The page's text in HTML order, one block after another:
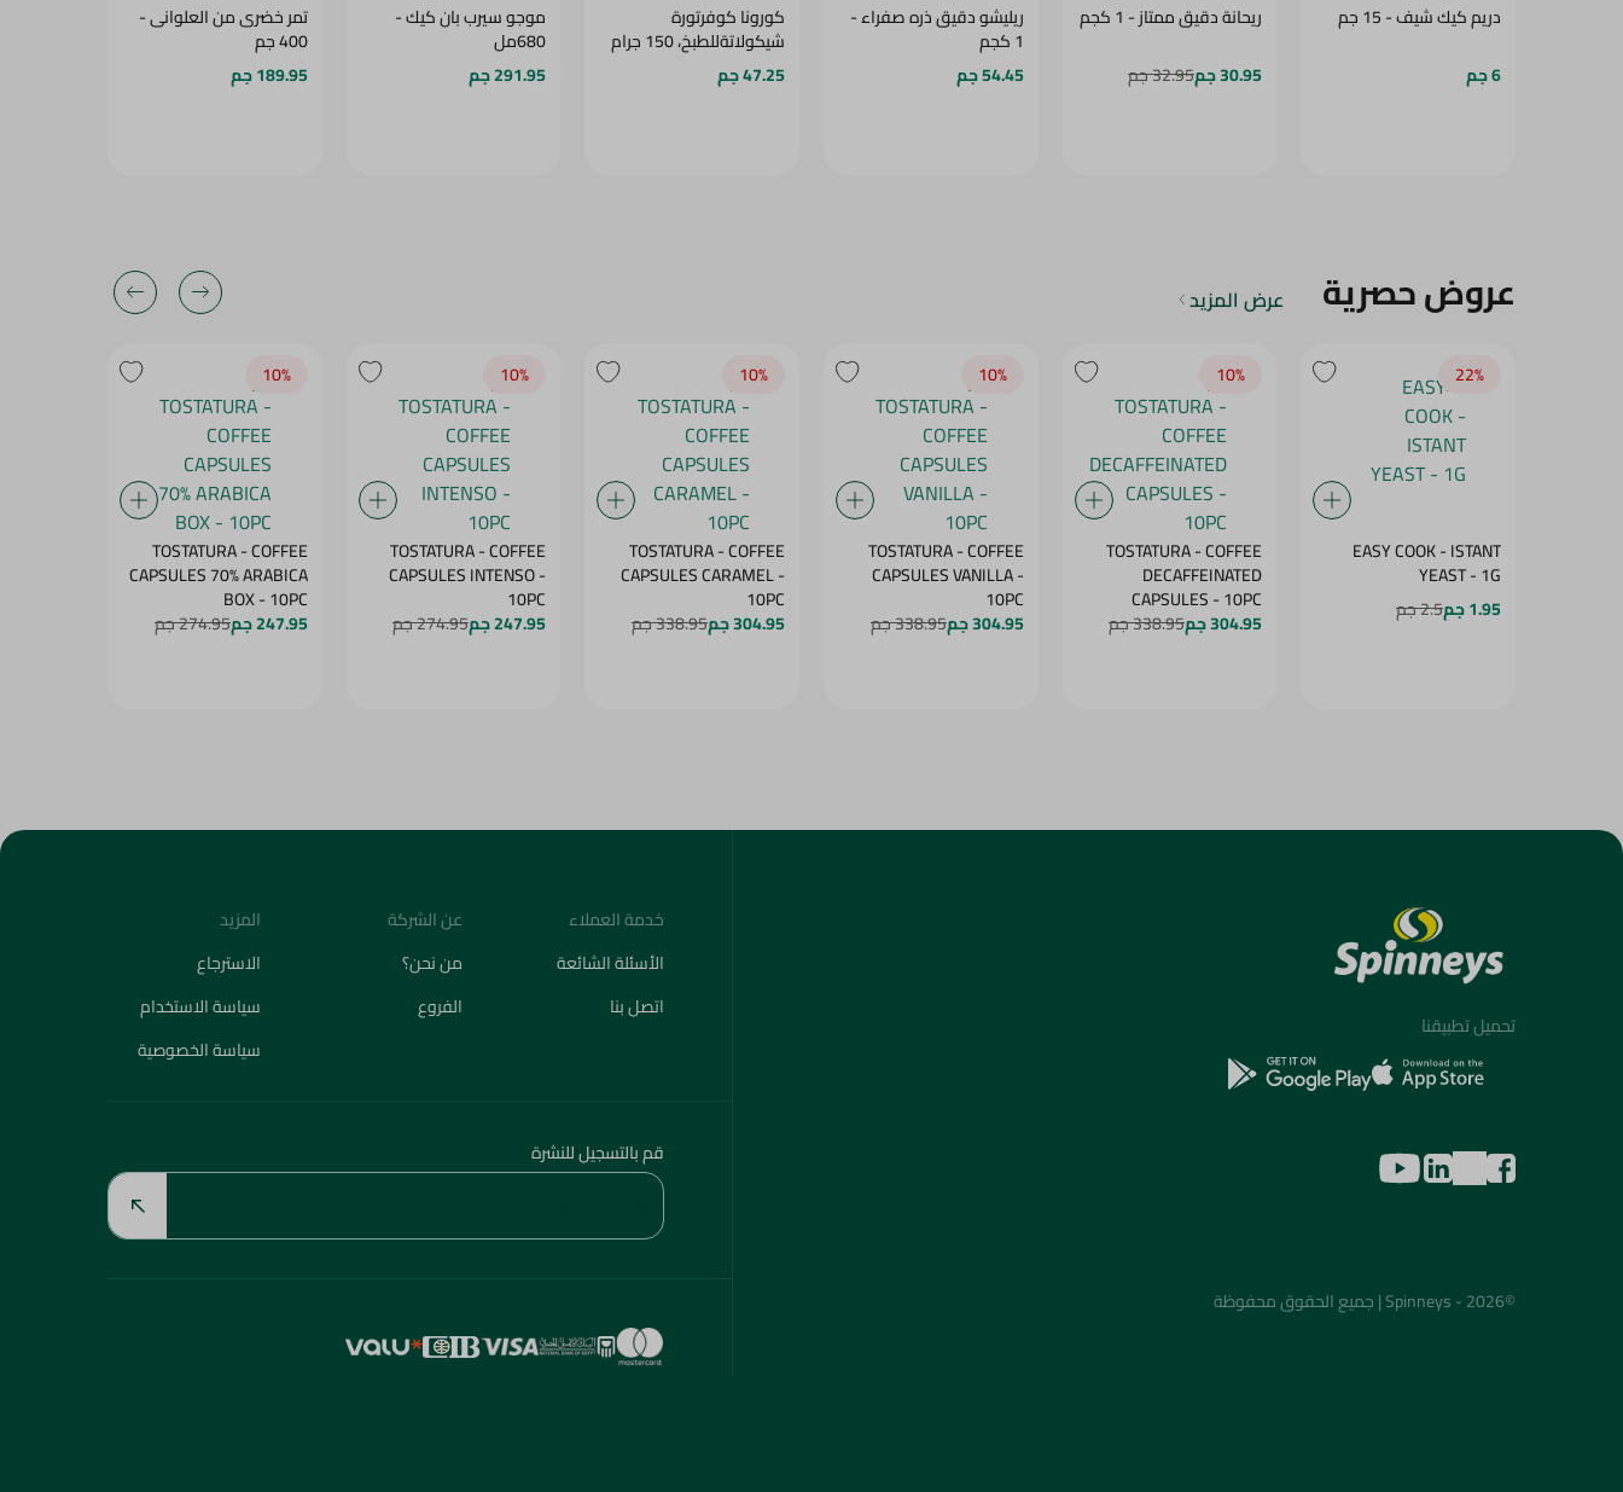
دريم كيك شيف - 15 جم
6 جم
ريحانة دقيق ممتاز - 1 كجم
30.95 جم
32.95 جم
ريليشو دقيق ذره صفراء -
1 كجم
54.45 جم
كورونا كوفرتورة
شيكولاتةللطبخ، 150 جرام
47.25 جم
موجو سيرب بان كيك -
680مل
291.95 جم
تمر خضرى من العلوانى -
400 جم
189.95 جم
عروض حصرية عرض المزيد
22‎%‎
EASY COOK - ISTANT
YEAST - 1G
1.95 جم
2.5 جم
10‎%‎
TOSTATURA - COFFEE
DECAFFEINATED
CAPSULES - 10PC
304.95 جم 338.95 جم
10‎%‎
TOSTATURA - COFFEE
CAPSULES VANILLA -
10PC
304.95 جم 338.95 جم
10‎%‎
TOSTATURA - COFFEE
CAPSULES CARAMEL -
10PC
304.95 جم 338.95 جم
10‎%‎
TOSTATURA - COFFEE
CAPSULES INTENSO -
10PC
247.95 جم 274.95 جم
10‎%‎
TOSTATURA - COFFEE
CAPSULES 70% ARABICA
BOX - 10PC
247.95 جم 274.95 جم
تحميل تطبيقنا
©2026 - Spinneys | جميع الحقوق محفوظة
خدمة العملاء
الأسئلة الشائعة
اتصل بنا
عن الشركة
من نحن؟
الفروع
المزيد
الاسترجاع
سياسة الاستخدام
سياسة الخصوصية
قم بالتسجيل للنشرة